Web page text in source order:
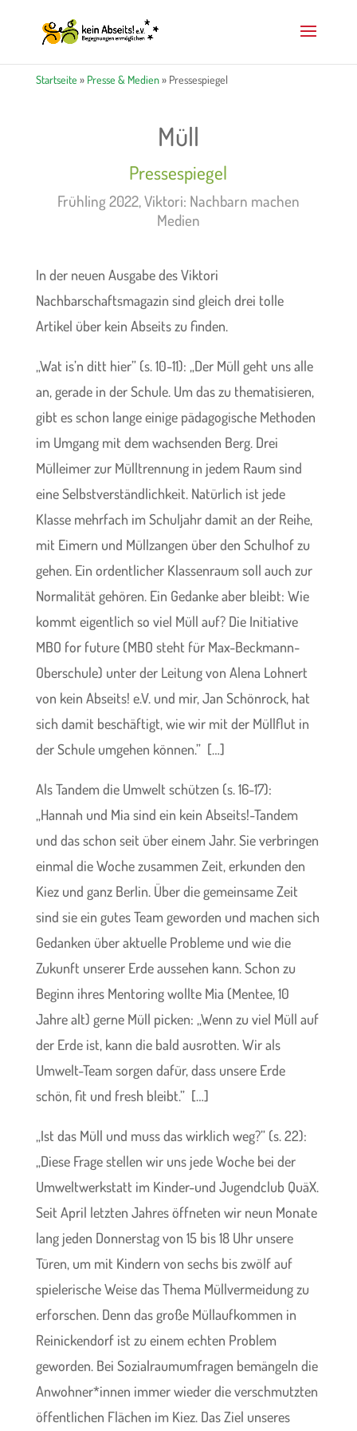
Startseite » Presse & Medien» Pressespiegel
Müll
Pressespiegel
Frühling 2022, Viktori: Nachbarn machen
Medien
In der neuen Ausgabe des Viktori
Nachbarschaftsmagazin sind gleich drei tolle
Artikel über kein Abseits zu finden.
„Wat is’n ditt hier” (s. 10-11): „Der Müll geht uns alle
an, gerade in der Schule. Um das zu thematisieren,
gibt es schon lange einige pädagogische Methoden
im Umgang mit dem wachsenden Berg. Drei
Mülleimer zur Mülltrennung in jedem Raum sind
eine Selbstverständlichkeit. Natürlich ist jede
Klasse mehrfach im Schuljahr damit an der Reihe,
mit Eimern und Müllzangen über den Schulhof zu
gehen. Ein ordentlicher Klassenraum soll auch zur
Normalität gehören. Ein Gedanke aber bleibt: Wie
kommt eigentlich so viel Müll auf? Die Initiative
MBO for future (MBO steht für Max-Beckmann-
Oberschule) unter der Leitung von Alena Lohnert
von kein Abseits! e.V. und mir, Jan Schönrock, hat
sich damit beschäftigt, wie wir mit der Müllflut in
der Schule umgehen können.” […]
Als Tandem die Umwelt schützen (s. 16-17):
„Hannah und Mia sind ein kein Abseits!-Tandem
und das schon seit über einem Jahr. Sie verbringen
einmal die Woche zusammen Zeit, erkunden den
Kiez und ganz Berlin. Über die gemeinsame Zeit
sind sie ein gutes Team geworden und machen sich
Gedanken über aktuelle Probleme und wie die
Zukunft unserer Erde aussehen kann. Schon zu
Beginn ihres Mentoring wollte Mia (Mentee, 10
Jahre alt) gerne Müll picken: „Wenn zu viel Müll auf
der Erde ist, kann die bald ausrotten. Wir als
Umwelt-Team sorgen dafür, dass unsere Erde
schön, fit und fresh bleibt.” […]
„Ist das Müll und muss das wirklich weg?” (s. 22):
„Diese Frage stellen wir uns jede Woche bei der
Umweltwerkstatt im Kinder-und Jugendclub QuäX.
Seit April letzten Jahres öffneten wir neun Monate
lang jeden Donnerstag von 15 bis 18 Uhr unsere
Türen, um mit Kindern von sechs bis zwölf auf
spielerische Weise das Thema Müllvermeidung zu
erforschen. Denn das große Müllaufkommen in
Reinickendorf ist zu einem echten Problem
geworden. Bei Sozialraumumfragen bemängeln die
Anwohner*innen immer wieder die verschmutzten
öffentlichen Flächen im Kiez. Das Ziel unseres